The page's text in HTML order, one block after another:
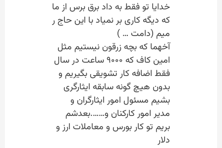
خدایا تو فقط به داد برق برس از ما
که دیگه کاری بر نمیاد با این حاج ر
میم (دامت … )
آخهما که بچه زرقون نیستیم مثل
امین کاف که ۹۰۰۰ ساعت در سال
فقط اضافه کار تشویقی بگیریم و
بدون هیچ گونه سابقه ایثارگری
بشیم مسئول امور ایثارگران و
مدیر امور کارکنان و…….بعدشم
بریم تو کار بورس و معاملات ارز و
دلار